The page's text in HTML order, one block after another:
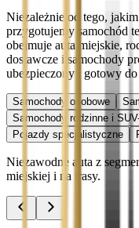
Niezależnie od tego,
przygotujemy samochód
obejmuje auta miejskie,
dostawcze i samochody
ubezpieczony i gotowy do
Samochody osobowe
Samochody rodzinne i
Pojazdy specjalistyczne
Niezawodne auta z
miejskiej i na trasy.